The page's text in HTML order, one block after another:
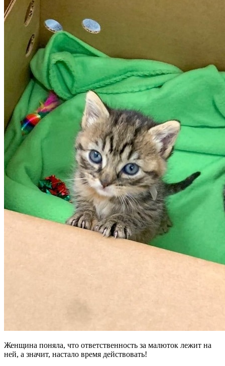
Женщина поняла, что ответственность за малюток лежит на
ней, а значит, настало время действовать!